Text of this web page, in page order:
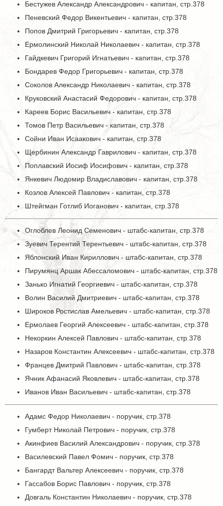
Бестужев Александр Александрович - капитан, стр.378
Пеневский Федор Викентьевич - капитан, стр.378
Попов Дмитрий Григорьевич - капитан, стр.378
Ермолинский Николай Николаевич - капитан, стр.378
Гайдкевич Григорий Игнатьевич - капитан, стр.378
Бондарев Федор Григорьевич - капитан, стр.378
Соколов Александр Николаевич - капитан, стр.378
Круковский Анастасий Федорович - капитан, стр.378
Кареев Борис Васильевич - капитан, стр.378
Томов Петр Васильевич - капитан, стр.378
Сойни Иван Исаакович - капитан, стр.378
Щербинин Александр Гаврилович - капитан, стр.378
Поплавский Иосиф Иосифович - капитан, стр.378
Янкевич Людомир Владиславович - капитан, стр.378
Козлов Алексей Павлович - капитан, стр.378
Штейгман Готлиб Иоганович - капитан, стр.378
Оглоблев Леонид Семенович - штабс-капитан, стр.378
Зуевич Терентий Терентьевич - штабс-капитан, стр.378
Яблонский Иван Кириллович - штабс-капитан, стр.378
Пирумянц Аршак Абессаломович - штабс-капитан, стр.378
Занько Игнатий Георгиевич - штабс-капитан, стр.378
Волин Василий Дмитриевич - штабс-капитан, стр.378
Широков Ростислав Амельевич - штабс-капитан, стр.378
Ермолаев Георгий Алексеевич - штабс-капитан, стр.378
Некоркин Алексей Павлович - штабс-капитан, стр.378
Назаров Константин Алексеевич - штабс-капитан, стр.378
Францев Дмитрий Павлович - штабс-капитан, стр.378
Ячник Афанасий Яковлевич - штабс-капитан, стр.378
Иванов Иван Васильевич - штабс-капитан, стр.378
Адамс Федор Николаевич - поручик, стр.378
Гумберт Николай Петрович - поручик, стр.378
Акинфиев Василий Александрович - поручик, стр.378
Василевский Павел Фомич - поручик, стр.378
Бангардт Вальтер Алексеевич - поручик, стр.378
Гассабов Борис Павлович - поручик, стр.378
Довгаль Константин Николаевич - поручик, стр.378